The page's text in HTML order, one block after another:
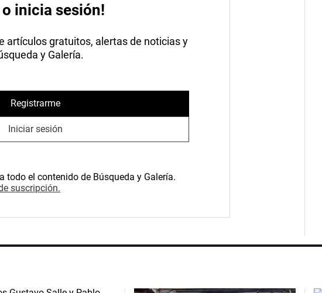
inicia sesión!
artículos gratuitos, alertas de noticias y
y Galería.
Registrarme
Iniciar sesión
todo el contenido de Búsqueda y Galería.
suscripción.